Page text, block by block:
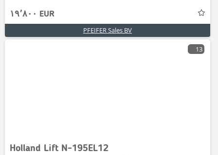
١٩٬٨٠٠ EUR
PFEIFER Sales BV
13
Holland Lift N-195EL12